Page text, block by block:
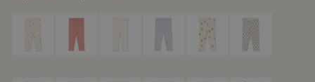
Preis